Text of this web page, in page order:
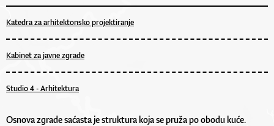
Katedra za arhitektonsko projektiranje
Kabinet za javne zgrade
Studio 4 - Arhitektura
Osnova zgrade saćasta je struktura koja se pruža po obodu kuće.